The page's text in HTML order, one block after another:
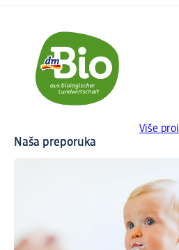
Više
Naša preporuka